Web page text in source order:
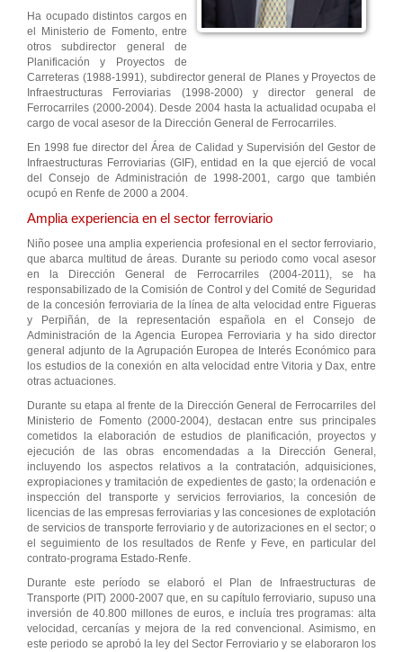
Ha ocupado distintos cargos en
el Ministerio de Fomento, entre
otros subdirector general de
Planificación y Proyectos de
Carreteras (1988-1991), subdirector general de Planes y Proyectos de
Infraestructuras Ferroviarias (1998-2000) y director general de
Ferrocarriles (2000-2004). Desde 2004 hasta la actualidad ocupaba el
cargo de vocal asesor de la Dirección General de Ferrocarriles.
En 1998 fue director del Área de Calidad y Supervisión del Gestor de
Infraestructuras Ferroviarias (GIF), entidad en la que ejerció de vocal
del Consejo de Administración de 1998-2001, cargo que también
ocupó en Renfe de 2000 a 2004.
Amplia experiencia en el sector ferroviario
Niño posee una amplia experiencia profesional en el sector ferroviario,
que abarca multitud de áreas. Durante su periodo como vocal asesor
en la Dirección General de Ferrocarriles (2004-2011), se ha
responsabilizado de la Comisión de Control y del Comité de Seguridad
de la concesión ferroviaria de la línea de alta velocidad entre Figueras
y Perpiñán, de la representación española en el Consejo de
Administración de la Agencia Europea Ferroviaria y ha sido director
general adjunto de la Agrupación Europea de Interés Económico para
los estudios de la conexión en alta velocidad entre Vitoria y Dax, entre
otras actuaciones.
Durante su etapa al frente de la Dirección General de Ferrocarriles del
Ministerio de Fomento (2000-2004), destacan entre sus principales
cometidos la elaboración de estudios de planificación, proyectos y
ejecución de las obras encomendadas a la Dirección General,
incluyendo los aspectos relativos a la contratación, adquisiciones,
expropiaciones y tramitación de expedientes de gasto; la ordenación e
inspección del transporte y servicios ferroviarios, la concesión de
licencias de las empresas ferroviarias y las concesiones de explotación
de servicios de transporte ferroviario y de autorizaciones en el sector; o
el seguimiento de los resultados de Renfe y Feve, en particular del
contrato-programa Estado-Renfe.
Durante este período se elaboró el Plan de Infraestructuras de
Transporte (PIT) 2000-2007 que, en su capítulo ferroviario, supuso una
inversión de 40.800 millones de euros, e incluía tres programas: alta
velocidad, cercanías y mejora de la red convencional. Asimismo, en
este periodo se aprobó la ley del Sector Ferroviario y se elaboraron los